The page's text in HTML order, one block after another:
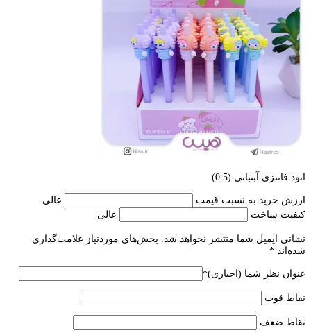
اتود فانتزی آبنباتی (0.5)
ارزش خرید به نسبت قیمت
عالی
کیفیت ساخت
عالی
نشانی ایمیل شما منتشر نخواهد شد.
بخش‌های موردنیاز علامت‌گذاری
شده‌اند *
عنوان نظر شما (اجباری)*
نقاط قوت
نقاط ضعف